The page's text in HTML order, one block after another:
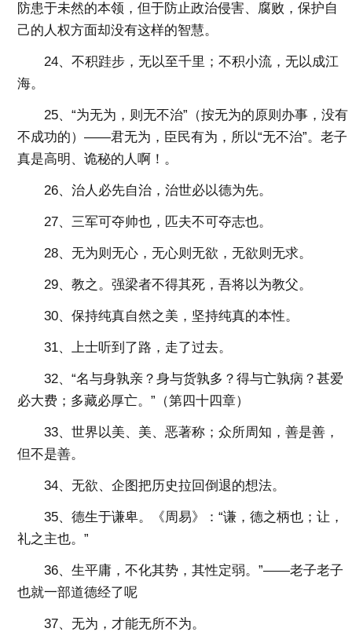
防患于未然的本领，但于防止政治侵害、腐败，保护自
己的人权方面却没有这样的智慧。
24、不积跬步，无以至千里；不积小流，无以成江
海。
25、“为无为，则无不治”（按无为的原则办事，没有
不成功的）——君无为，臣民有为，所以“无不治”。老子
真是高明、诡秘的人啊！。
26、治人必先自治，治世必以德为先。
27、三军可夺帅也，匹夫不可夺志也。
28、无为则无心，无心则无欲，无欲则无求。
29、教之。强梁者不得其死，吾将以为教父。
30、保持纯真自然之美，坚持纯真的本性。
31、上士听到了路，走了过去。
32、“名与身孰亲？身与货孰多？得与亡孰病？甚爱
必大费；多藏必厚亡。”（第四十四章）
33、世界以美、美、恶著称；众所周知，善是善，
但不是善。
34、无欲、企图把历史拉回倒退的想法。
35、德生于谦卑。《周易》：“谦，德之柄也；让，
礼之主也。”
36、生平庸，不化其势，其性定弱。”——老子老子
也就一部道德经了呢
37、无为，才能无所不为。